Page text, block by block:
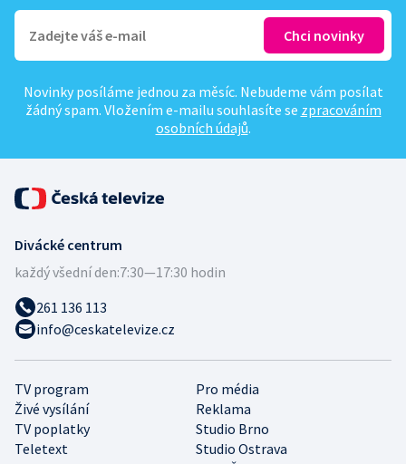
Novinky posíláme jednou za měsíc. Nebudeme vám posílat
žádný spam. Vložením e-mailu souhlasíte se zpracováním
osobních údajů.